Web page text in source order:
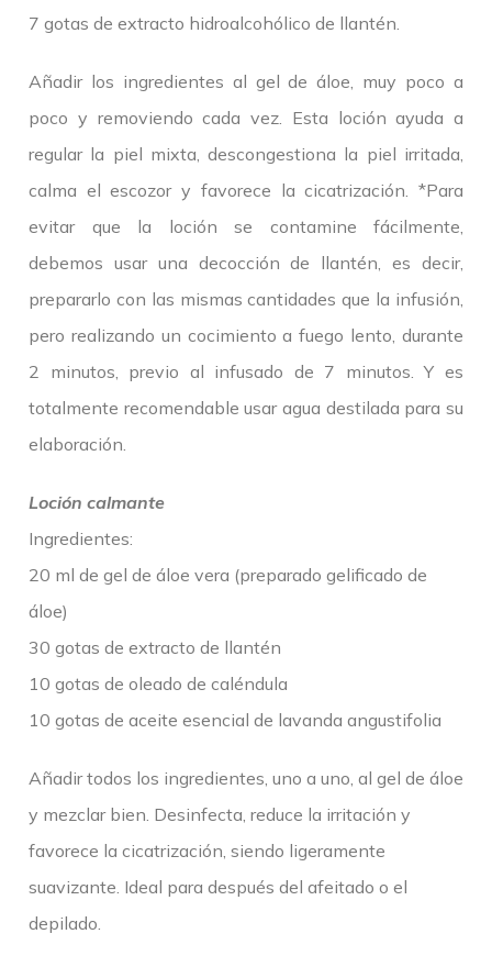
7 gotas de extracto hidroalcohólico de llantén.
Añadir los ingredientes al gel de áloe, muy poco a
poco y removiendo cada vez. Esta loción ayuda a
regular la piel mixta, descongestiona la piel irritada,
calma el escozor y favorece la cicatrización. *Para
evitar que la loción se contamine fácilmente,
debemos usar una decocción de llantén, es decir,
prepararlo con las mismas cantidades que la infusión,
pero realizando un cocimiento a fuego lento, durante
2 minutos, previo al infusado de 7 minutos. Y es
totalmente recomendable usar agua destilada para su
elaboración.
Loción calmante
Ingredientes:
20 ml de gel de áloe vera (preparado gelificado de
áloe)
30 gotas de extracto de llantén
10 gotas de oleado de caléndula
10 gotas de aceite esencial de lavanda angustifolia
Añadir todos los ingredientes, uno a uno, al gel de áloe
y mezclar bien. Desinfecta, reduce la irritación y
favorece la cicatrización, siendo ligeramente
suavizante. Ideal para después del afeitado o el
depilado.